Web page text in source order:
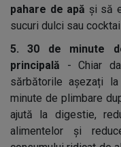
pahare de apă și să
sucuri dulci sau
5.
30 de minute
principală - Chiar
sărbătorile așezați
minute de plimbare
ajută la digestie,
alimentelor și